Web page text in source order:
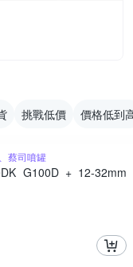
挑戰低價 價格低到
蔡司噴罐
G100D + 12-32mm